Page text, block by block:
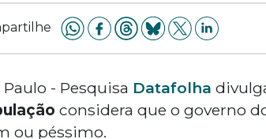
Paulo - Pesquisa Datafolha
considera que o governo
ou péssimo.